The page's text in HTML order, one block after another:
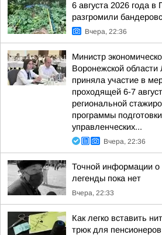
6 августа 2026 года
разгромили
Вчера, 22:36
Министр
Воронежской
приняла участие в
проходящей 6-7
региональной
программы
управленческих...
Вчера, 22:36
Точной информации о
легенды пока нет
Вчера, 22:33
Как легко вставить
трюк для пенсионеров